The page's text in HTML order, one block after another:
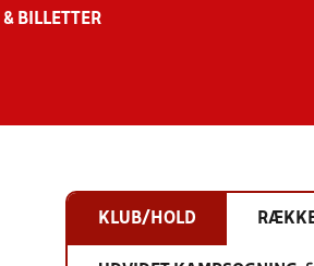
& BILLETTER
KLUB/HOLD